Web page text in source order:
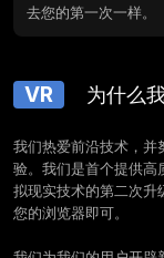
去您的第一次一样。
VR 为什么
我们热爱前沿技术，并
验。我们是首个提供高
拟现实技术的第二次升
您的浏览器即可。